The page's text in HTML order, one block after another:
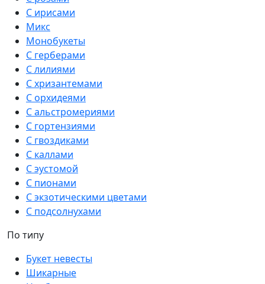
С ирисами
Микс
Монобукеты
С герберами
С лилиями
С хризантемами
С орхидеями
С альстромериями
С гортензиями
С гвоздиками
С каллами
С эустомой
С пионами
С экзотическими цветами
С подсолнухами
По типу
Букет невесты
Шикарные